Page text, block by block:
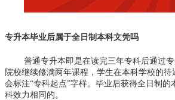
专升本毕业后属于全日制本科文凭吗
普通专升本即是在读完三年专科后通过
院校继续修满两年课程，学生在本科学校的
会标注“专科起点”字样。毕业后获得全日制
科效力相同的。